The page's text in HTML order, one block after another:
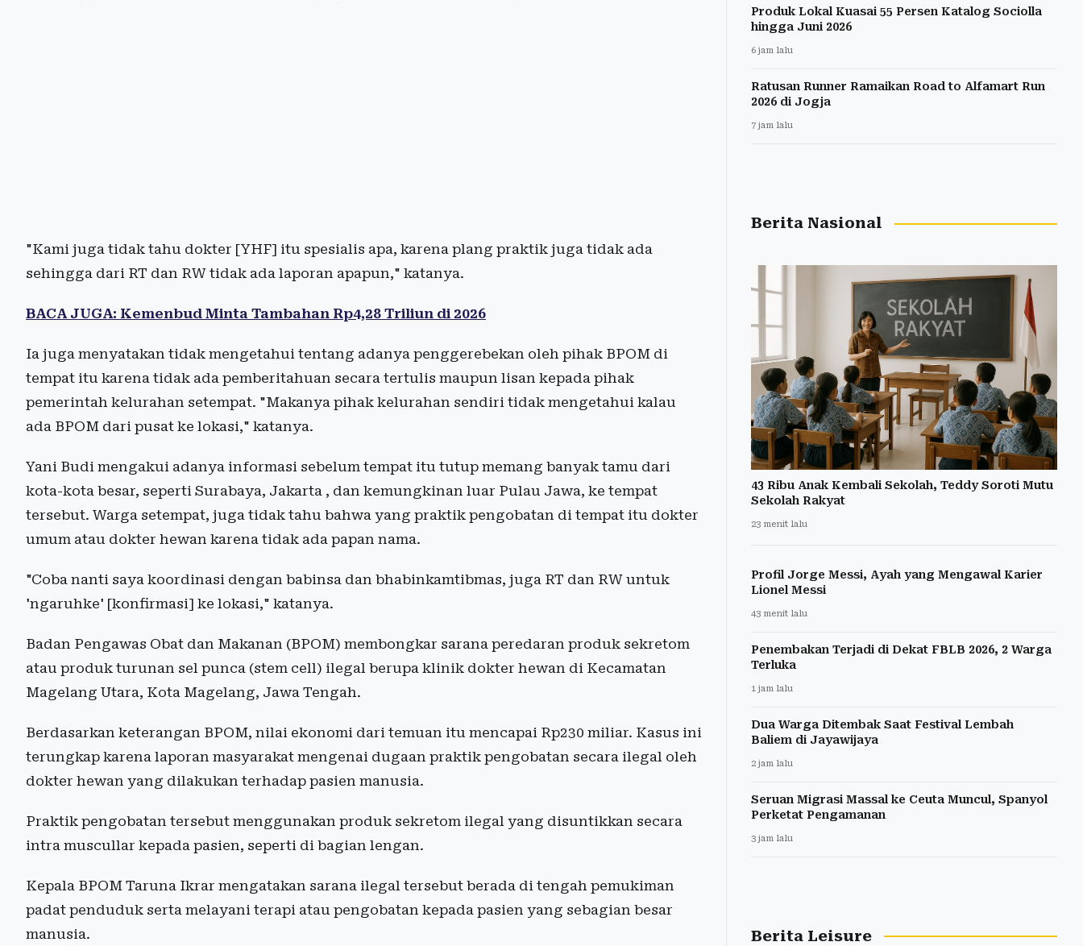
"Kami juga tidak tahu dokter [YHF] itu spesialis apa, karena plang praktik juga tidak ada
sehingga dari RT dan RW tidak ada laporan apapun," katanya.
BACA JUGA: Kemenbud Minta Tambahan Rp4,28 Triliun di 2026
Ia juga menyatakan tidak mengetahui tentang adanya penggerebekan oleh pihak BPOM di
tempat itu karena tidak ada pemberitahuan secara tertulis maupun lisan kepada pihak
pemerintah kelurahan setempat. "Makanya pihak kelurahan sendiri tidak mengetahui kalau
ada BPOM dari pusat ke lokasi," katanya.
Yani Budi mengakui adanya informasi sebelum tempat itu tutup memang banyak tamu dari
kota-kota besar, seperti Surabaya, Jakarta , dan kemungkinan luar Pulau Jawa, ke tempat
tersebut. Warga setempat, juga tidak tahu bahwa yang praktik pengobatan di tempat itu dokter
umum atau dokter hewan karena tidak ada papan nama.
"Coba nanti saya koordinasi dengan babinsa dan bhabinkamtibmas, juga RT dan RW untuk
'ngaruhke' [konfirmasi] ke lokasi," katanya.
Badan Pengawas Obat dan Makanan (BPOM) membongkar sarana peredaran produk sekretom
atau produk turunan sel punca (stem cell) ilegal berupa klinik dokter hewan di Kecamatan
Magelang Utara, Kota Magelang, Jawa Tengah.
Berdasarkan keterangan BPOM, nilai ekonomi dari temuan itu mencapai Rp230 miliar. Kasus ini
terungkap karena laporan masyarakat mengenai dugaan praktik pengobatan secara ilegal oleh
dokter hewan yang dilakukan terhadap pasien manusia.
Praktik pengobatan tersebut menggunakan produk sekretom ilegal yang disuntikkan secara
intra muscullar kepada pasien, seperti di bagian lengan.
Kepala BPOM Taruna Ikrar mengatakan sarana ilegal tersebut berada di tengah pemukiman
padat penduduk serta melayani terapi atau pengobatan kepada pasien yang sebagian besar
manusia.
Produk Lokal Kuasai 55 Persen Katalog Sociolla
hingga Juni 2026
6 jam lalu
Ratusan Runner Ramaikan Road to Alfamart Run
2026 di Jogja
7 jam lalu
Berita Nasional
43 Ribu Anak Kembali Sekolah, Teddy Soroti Mutu
Sekolah Rakyat
23 menit lalu
Profil Jorge Messi, Ayah yang Mengawal Karier
Lionel Messi
43 menit lalu
Penembakan Terjadi di Dekat FBLB 2026, 2 Warga
Terluka
1 jam lalu
Dua Warga Ditembak Saat Festival Lembah
Baliem di Jayawijaya
2 jam lalu
Seruan Migrasi Massal ke Ceuta Muncul, Spanyol
Perketat Pengamanan
3 jam lalu
Berita Leisure